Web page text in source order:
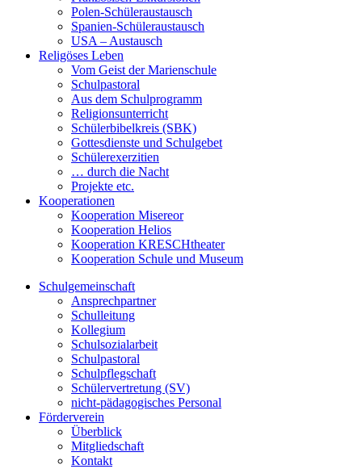
Polen-Schüleraustausch
Spanien-Schüleraustausch
USA – Austausch
Religöses Leben
Vom Geist der Marienschule
Schulpastoral
Aus dem Schulprogramm
Religionsunterricht
Schülerbibelkreis (SBK)
Gottesdienste und Schulgebet
Schülerexerzitien
… durch die Nacht
Projekte etc.
Kooperationen
Kooperation Misereor
Kooperation Helios
Kooperation KRESCHtheater
Kooperation Schule und Museum
Schulgemeinschaft
Ansprechpartner
Schulleitung
Kollegium
Schulsozialarbeit
Schulpastoral
Schulpflegschaft
Schülervertretung (SV)
nicht-pädagogisches Personal
Förderverein
Überblick
Mitgliedschaft
Kontakt